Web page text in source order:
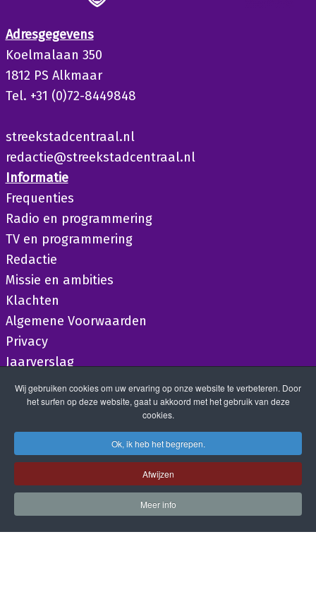
Adresgegevens
Koelmalaan 350
1812 PS Alkmaar
Tel. +31 (0)72-8449848
streekstadcentraal.nl
redactie@streekstadcentraal.nl
Informatie
Frequenties
Radio en programmering
TV en programmering
Redactie
Missie en ambities
Klachten
Algemene Voorwaarden
Privacy
Jaarverslag
Wij gebruiken cookies om uw ervaring op onze website te verbeteren. Door
het surfen op deze website, gaat u akkoord met het gebruik van deze
cookies.
Ok, ik heb het begrepen.
Afwijzen
Meer info